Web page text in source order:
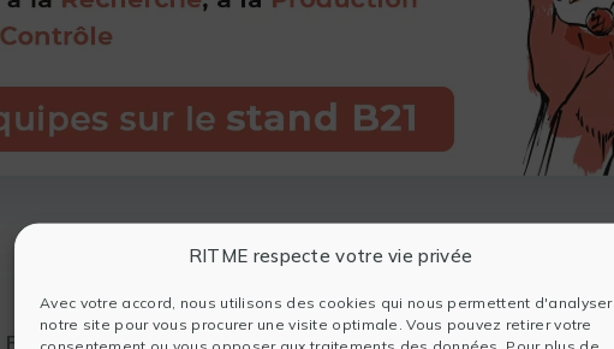
RITME respecte votre vie privée
Avec votre accord, nous utilisons des cookies qui nous permettent d'analyser
notre site pour vous procurer une visite optimale. Vous pouvez retirer votre
consentement ou vous opposer aux traitements des données. Pour plus de
Forum LABO Lyon 2026auCentre de Congrès, le